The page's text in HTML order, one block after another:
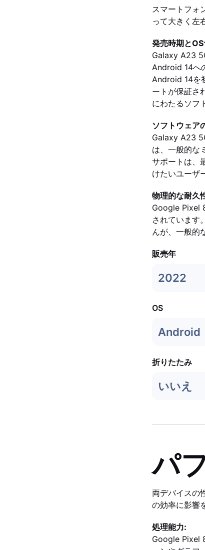
スマートフォ
って大きく左
発売時期と
Galaxy A23
Android 14へ
Android 14を
ートが保証さ
にわたるソフ
ソフトウェア
Galaxy A23
は、一般的な
サポートは、
けたいユーザ
物理的な耐久
Google Pixel
されています
んが、一般的
販売年
2022
OS
Android
折りたたみ
いいえ
パ
両デバイスの
の効率に影響
処理能力:
Google Pixel